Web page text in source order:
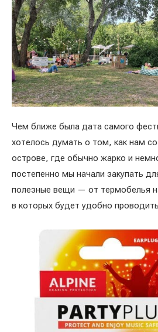
Чем ближе была дата самого
хотелось думать о том, как нам
острове, где обычно жарко и
постепенно мы начали закупать
полезные вещи — от термобелья
в которых будет удобно